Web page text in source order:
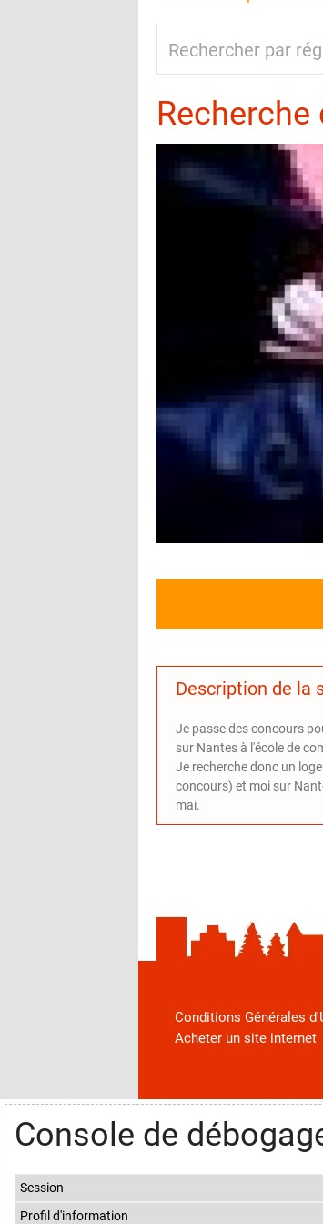
Description de la
Je passe des concours
sur Nantes à l'école de
Je recherche donc un
concours) et moi sur
mai.
Conditions Générales
Acheter un site internet
Console de
Session
Profil d'information